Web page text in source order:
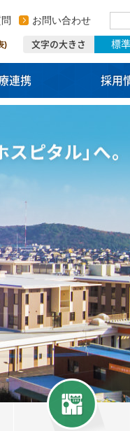
お問い合わせ
) 文字の大きさ 標準
連携 採用